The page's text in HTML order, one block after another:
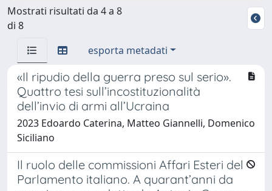
Mostrati risultati da 4 a 8
di 8
esporta metadati
«Il ripudio della guerra preso sul serio».
Quattro tesi sull’incostituzionalità
dell’invio di armi all’Ucraina
2023 Edoardo Caterina, Matteo Giannelli, Domenico
Siciliano
Il ruolo delle commissioni Affari Esteri del
Parlamento italiano. A quarant’anni da